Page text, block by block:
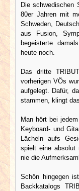
Die schwedischen
80er Jahren mit
Schweden,
aus Fusion,
begeisterte
heute noch.
Das dritte
vorherigen VÖs
aufgelegt. Dafür,
stammen, klingt
Man hört bei
Keyboard- und
Lächeln aufs
spielt eine absolut
nie die
Schön hingegen
Backkatalogs